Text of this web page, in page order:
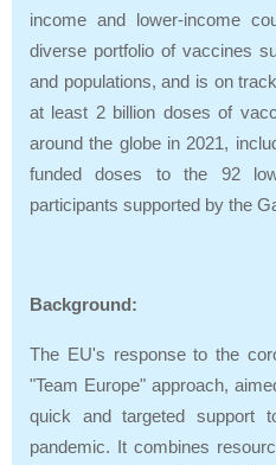
income and lower-income
diverse portfolio of vaccines
and populations, and is on
at least 2 billion doses of
around the globe in 2021,
funded doses to the 92
participants supported by the
Background:
The EU's response to the
"Team Europe" approach,
quick and targeted support
pandemic. It combines